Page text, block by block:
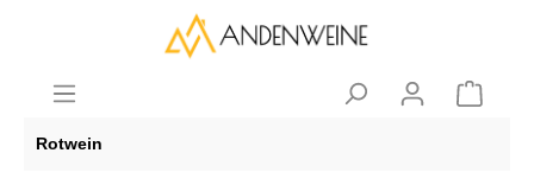
Rotwein